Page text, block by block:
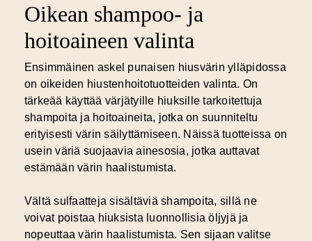
Oikean shampoo- ja
hoitoaineen valinta
Ensimmäinen askel punaisen hiusvärin ylläpidossa
on oikeiden hiustenhoitotuotteiden valinta. On
tärkeää käyttää värjätyille hiuksille tarkoitettuja
shampoita ja hoitoaineita, jotka on suunniteltu
erityisesti värin säilyttämiseen. Näissä tuotteissa on
usein väriä suojaavia ainesosia, jotka auttavat
estämään värin haalistumista.
Vältä sulfaatteja sisältäviä shampoita, sillä ne
voivat poistaa hiuksista luonnollisia öljyjä ja
nopeuttaa värin haalistumista. Sen sijaan valitse